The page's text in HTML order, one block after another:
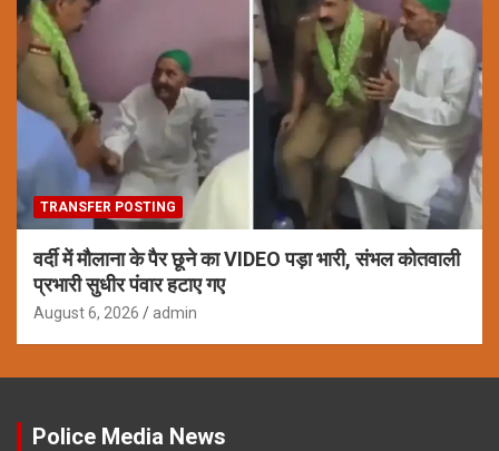
TRANSFER POSTING
वर्दी में मौलाना के पैर छूने का VIDEO पड़ा भारी, संभल कोतवाली
प्रभारी सुधीर पंवार हटाए गए
August 6, 2026 admin
Police Media News